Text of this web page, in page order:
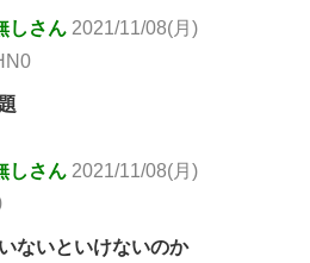
しさん 2021/11/08(月)
しさん 2021/11/08(月)
ないといけないのか